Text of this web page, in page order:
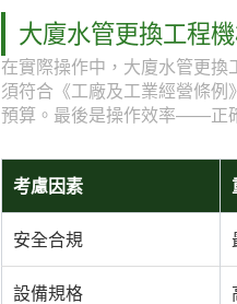
大廈水管更換工程
在實際操作中，大廈水管更
須符合《工廠及工業經營條
預算。最後是操作效率——正
考慮因素
安全合規
設備規格